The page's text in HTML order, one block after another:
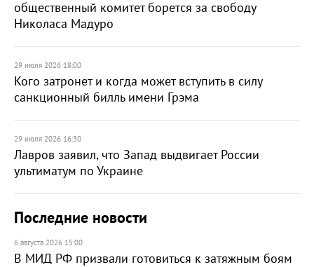
общественный комитет борется за свободу
Николаса Мадуро
29 июля 2026 18:00
Кого затронет и когда может вступить в силу
санкционный билль имени Грэма
29 июля 2026 16:30
Лавров заявил, что Запад выдвигает России
ультиматум по Украине
Последние новости
6 августа 2026 15:00
В МИД РФ призвали готовиться к затяжным боям